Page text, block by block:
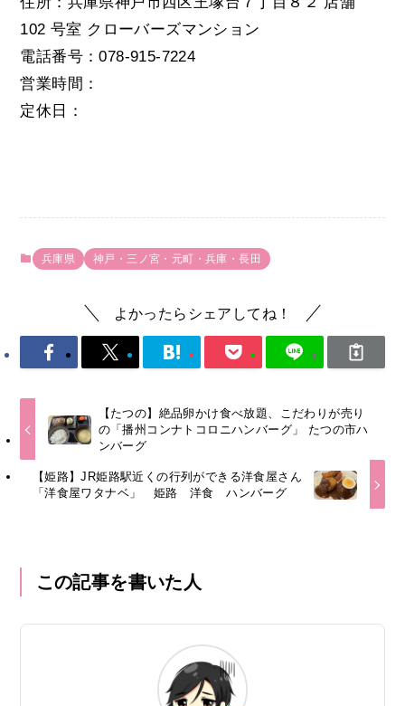
102 号室 クローバーズマンション
電話番号：078-915-7224
営業時間：
定休日：
兵庫県 神戸・三ノ宮・元町・兵庫・長田
よかったらシェアしてね！
【たつの】絶品卵かけ食べ放題、こだわりが売り
の「播州コンナトコロニハンバーグ」 たつの市ハ
ンバーグ
【姫路】JR姫路駅近くの行列ができる洋食屋さん
「洋食屋ワタナベ」 姫路 洋食 ハンバーグ
この記事を書いた人